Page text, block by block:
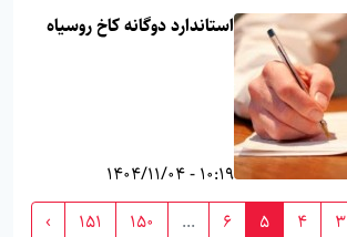
استاندارد دوگانه کاخ روسیاه
10:19 - 1404/11/04
3
4
5
6
...
150
151
›